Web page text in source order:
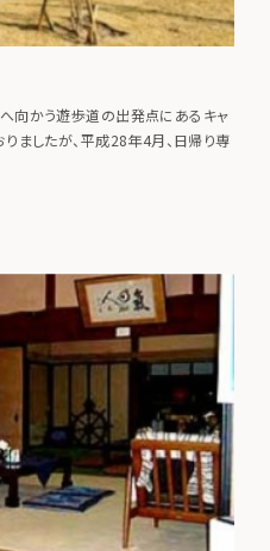
向かう遊歩道の出発点にあるキャ
ましたが、平成28年4月、日帰り専